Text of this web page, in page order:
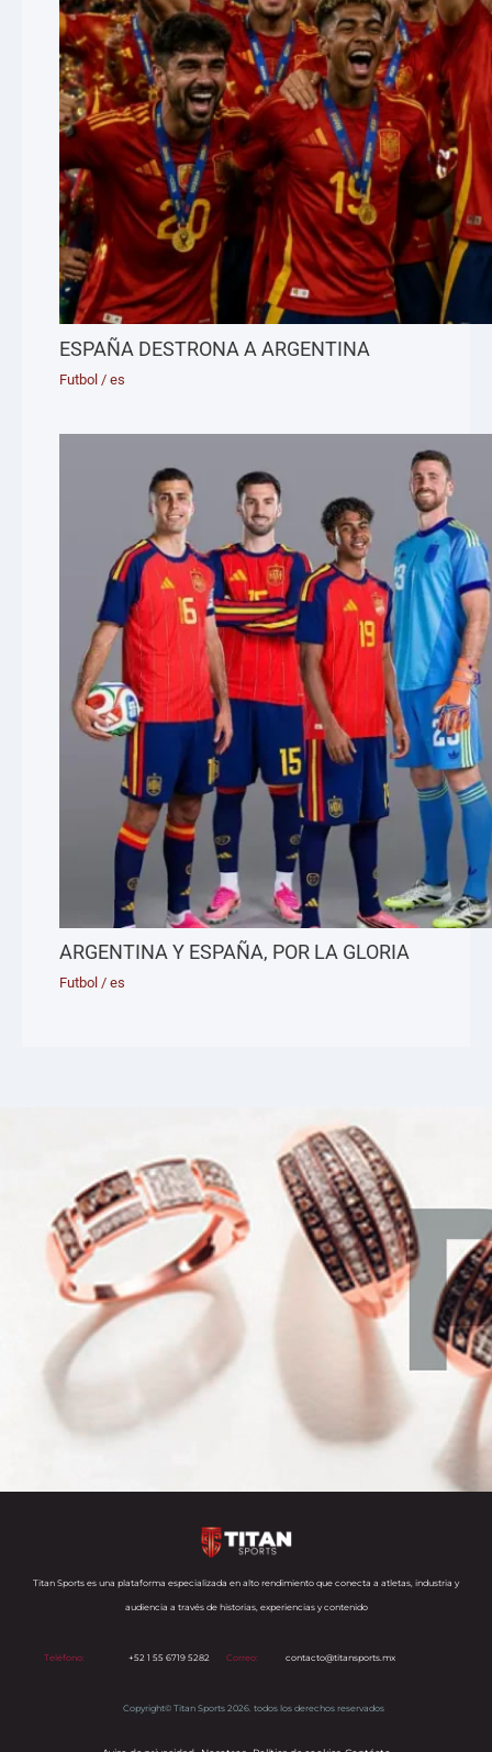
ESPAÑA DESTRONA A ARGENTINA
Futbol /es
ARGENTINA Y ESPAÑA, POR LA GLORIA
Futbol /es
Titan Sports es una plataforma especializada en alto rendimiento que conecta a atletas, industria y
audiencia a través de historias, experiencias y contenido
Teléfono: +52 1 55 6719 5282 Correo: contacto@titansports.mx
Copyright© Titan Sports 2026. todos los derechos reservados